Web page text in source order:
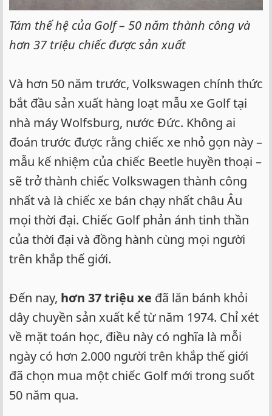
Tám thế hệ của Golf – 50 năm thành công và
hơn 37 triệu chiếc được sản xuất
Và hơn 50 năm trước, Volkswagen chính thức
bắt đầu sản xuất hàng loạt mẫu xe Golf tại
nhà máy Wolfsburg, nước Đức. Không ai
đoán trước được rằng chiếc xe nhỏ gọn này –
mẫu kế nhiệm của chiếc Beetle huyền thoại –
sẽ trở thành chiếc Volkswagen thành công
nhất và là chiếc xe bán chạy nhất châu Âu
mọi thời đại. Chiếc Golf phản ánh tinh thần
của thời đại và đồng hành cùng mọi người
trên khắp thế giới.
Đến nay, hơn 37 triệu xe đã lăn bánh khỏi
dây chuyền sản xuất kể từ năm 1974. Chỉ xét
về mặt toán học, điều này có nghĩa là mỗi
ngày có hơn 2.000 người trên khắp thế giới
đã chọn mua một chiếc Golf mới trong suốt
50 năm qua.